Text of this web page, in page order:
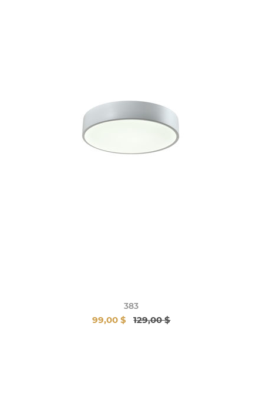
383
99,00 $ 129,00 $